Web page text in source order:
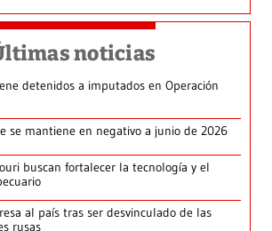
noticias
detenidos a imputados en Operación
se mantiene en negativo a junio de 2026
buscan fortalecer la tecnología y el
al país tras ser desvinculado de las
rusas